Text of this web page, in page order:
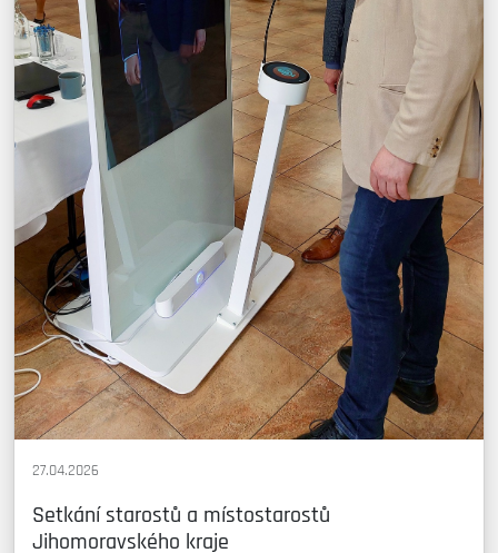
27.04.2026
Setkání starostů a místostarostů
Jihomoravského kraje